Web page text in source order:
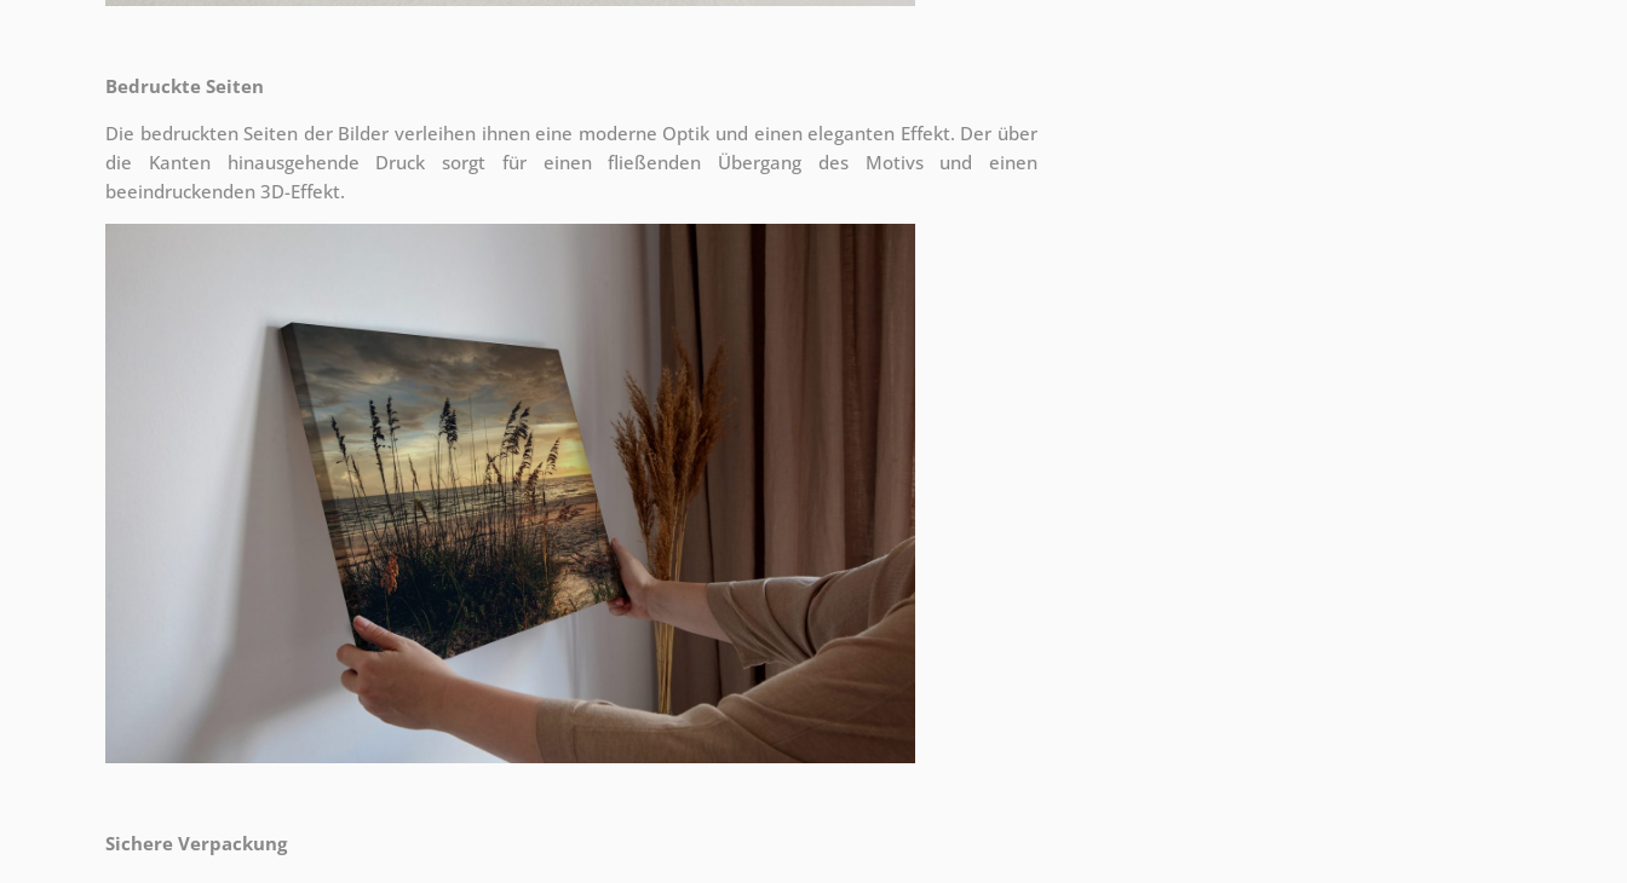
Bedruckte Seiten
Die bedruckten Seiten der Bilder verleihen ihnen eine moderne Optik und einen eleganten Effekt. Der über
die Kanten hinausgehende Druck sorgt für einen fließenden Übergang des Motivs und einen
beeindruckenden 3D-Effekt.
Sichere Verpackung